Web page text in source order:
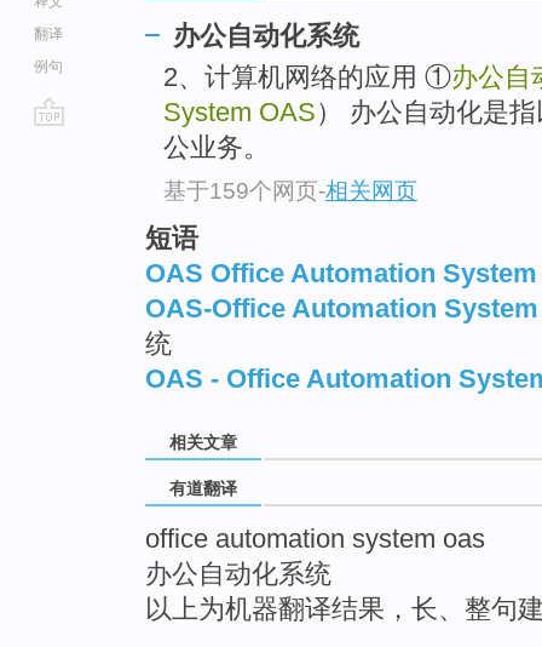
翻译
例句
办公自动化系统
2、计算机网络的应用 ①办公自
System OAS） 办公自动化是
公业务。
基于159个网页-相关网页
短语
OAS Office Automation System
OAS-Office Automation System
统
OAS - Office Automation
相关文章
有道翻译
office automation system oas
办公自动化系统
以上为机器翻译结果，长、整句